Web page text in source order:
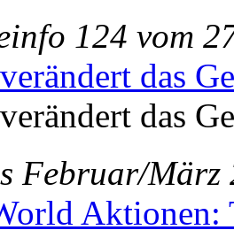
124 vom
das
das
Februar/März